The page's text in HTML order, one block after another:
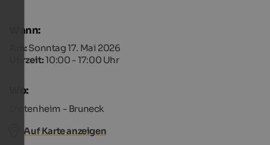
Wann:
Am:Sonntag 17. Mai 2026
Uhrzeit:10:00 - 17:00 Uhr
Wo:
Dietenheim - Bruneck
Auf Karte anzeigen